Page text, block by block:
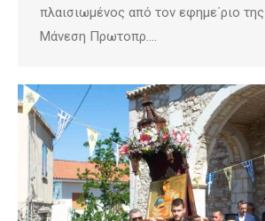
πλαισιωμένος από τον εφημε΄ριο
Μάνεση Πρωτοπρ.…